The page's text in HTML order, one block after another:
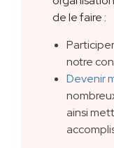
de le faire :
notre
Devenir
ainsi